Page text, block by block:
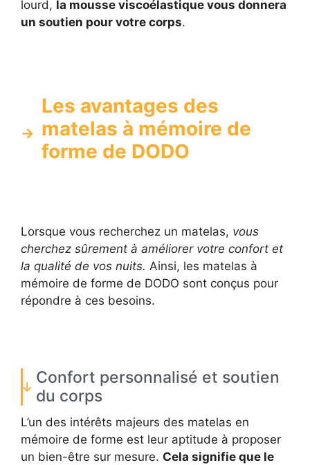
lourd, la mousse viscoélastique vous donnera
un soutien pour votre corps.
Les avantages des
matelas à mémoire de
forme de DODO
Lorsque vous recherchez un matelas, vous
cherchez sûrement à améliorer votre confort et
la qualité de vos nuits. Ainsi, les matelas à
mémoire de forme de DODO sont conçus pour
répondre à ces besoins.
Confort personnalisé et soutien
du corps
L’un des intérêts majeurs des matelas en
mémoire de forme est leur aptitude à proposer
un bien-être sur mesure. Cela signifie que le